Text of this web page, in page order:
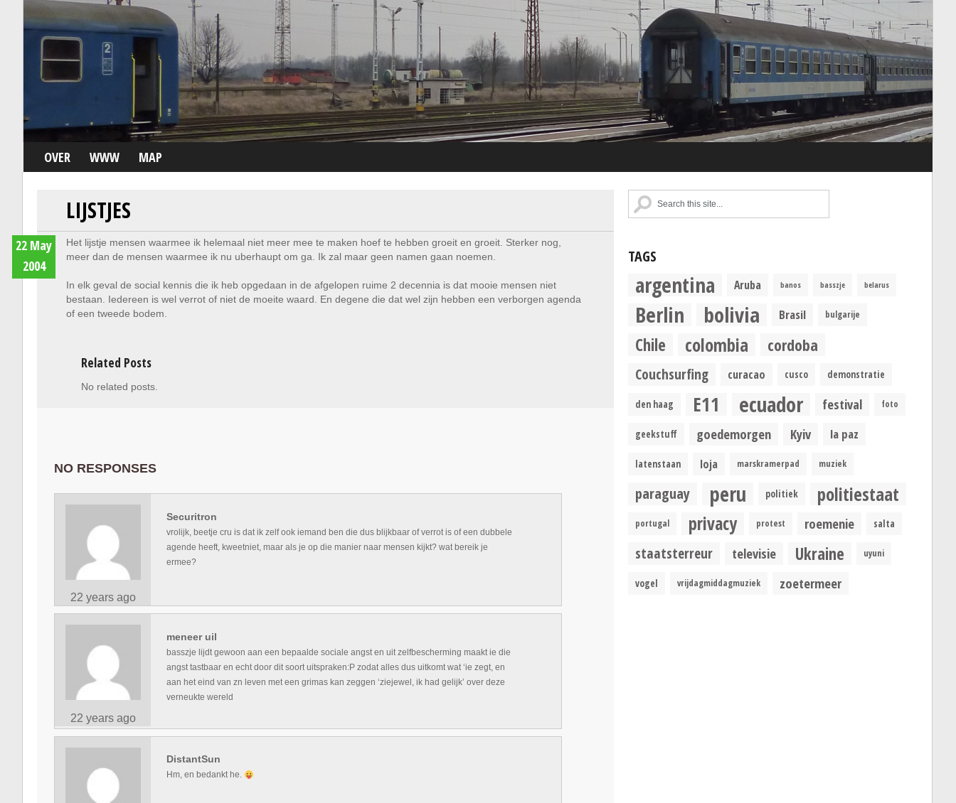
OVER WWW MAP
LIJSTJES
22 May
2004
Het lijstje mensen waarmee ik helemaal niet meer mee te maken hoef te hebben groeit en groeit. Sterker nog,
meer dan de mensen waarmee ik nu uberhaupt om ga. Ik zal maar geen namen gaan noemen.
In elk geval de social kennis die ik heb opgedaan in de afgelopen ruime 2 decennia is dat mooie mensen niet
bestaan. Iedereen is wel verrot of niet de moeite waard. En degene die dat wel zijn hebben een verborgen agenda
of een tweede bodem.
Related Posts
No related posts.
NO RESPONSES
22 years ago
Securitron
vrolijk, beetje cru is dat ik zelf ook iemand ben die dus blijkbaar of verrot is of een dubbele
agende heeft, kweetniet, maar als je op die manier naar mensen kijkt? wat bereik je
ermee?
22 years ago
meneer uil
basszje lijdt gewoon aan een bepaalde sociale angst en uit zelfbescherming maakt ie die
angst tastbaar en echt door dit soort uitspraken:P zodat alles dus uitkomt wat ‘ie zegt, en
aan het eind van zn leven met een grimas kan zeggen ‘ziejewel, ik had gelijk’ over deze
verneukte wereld
DistantSun
Hm, en bedankt he.
TAGS
argentina Aruba banos basszje belarus
Berlin bolivia Brasil bulgarije
Chile colombia cordoba
Couchsurfing curacao cusco demonstratie
den haag E11 ecuador festival foto
geekstuff goedemorgen Kyiv la paz
latenstaan loja marskramerpad muziek
paraguay peru politiek politiestaat
portugal privacy protest roemenie salta
staatsterreur televisie Ukraine uyuni
vogel vrijdagmiddagmuziek zoetermeer